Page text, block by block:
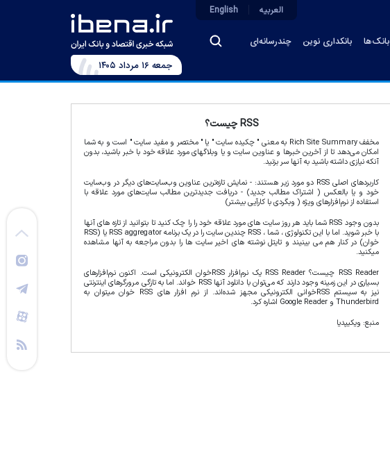
بانک‌ها بانکداری نوین چندرسانه‌ای
العربیه English
جمعه ۱۶ مرداد ۱۴۰۵
RSS چیست؟
مخفف Rich Site Summary به معنی " چکیده سایت " یا " مختصر و مفید سایت " است و به شما
امکان می‌دهد تا از آخرین خبرها و عناوین سایت و یا وبلاگهای مورد علاقه خود با خبر باشید، بدون
آنکه نیازی داشته باشید به آنها سر بزنید.
کاربردهای اصلی RSS دو مورد زیر هستند: - نمایش تازه‌ترین عناوین وب‌سایت‌های دیگر در وب‌سایت
خود و یا بالعکس ( اشتراک مطالب جدید) - دریافت جدیدترین مطالب سایت‌های مورد علاقه با
استفاده از نرم‌افزارهای ویژه ( وبگردی با کارآیی بیشتر)
بدون وجود RSS شما باید هر روز سایت های مورد علاقه خود را را چک کنید تا بتوانید از تازه های آنها
با خبر شوید. اما با این تکنولوژی ، شما ، RSS چندین سایت را در یک برنامه RSS aggregator یا (RSS
خوان) در کنار هم می بینیند و تایتل نوشته های اخیر سایت ها را بدون مراجعه به آنها مشاهده
میکنید.
RSS Reader چیست؟ RSS Reader یک نرم‌افزار RSSخوان الکترونیکی است. اکنون نرم‌افزارهای
بسیاری در این زمینه وجود دارند که می‌توان با دانلود آنها RSS خواند. اما به تازگی مرورگرهای اینترنتی
نیز به سیستم RSSخوانی الکترونیکی مجهز شده‌اند. از نرم افزار های RSS خوان میتوان به
Thunderbird و Google Reader اشاره کرد.
منبع: ویکیپدیا